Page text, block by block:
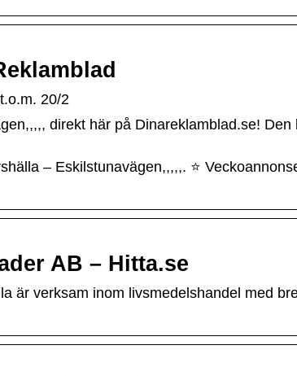
20/2
direkt här på Dinareklamblad.se! Den
– Eskilstunavägen,,,,,. ⭐
AB – Hitta.se
är verksam inom livsmedelshandel med